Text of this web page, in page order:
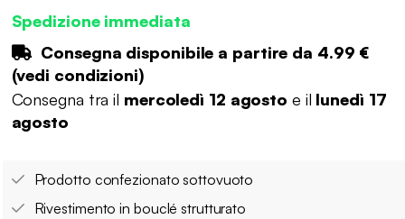
Spedizione immediata
Consegna disponibile a partire da 4.99 €
(vedi condizioni)
Consegna tra il mercoledì 12 agosto e il lunedì 17
agosto
Prodotto confezionato sottovuoto
Rivestimento in bouclé strutturato